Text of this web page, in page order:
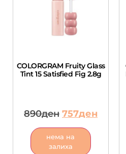
COLORGRAM Fruity Glass
Tint 15 Satisfied Fig 2.8g
890ден 757ден
нема на
залиха